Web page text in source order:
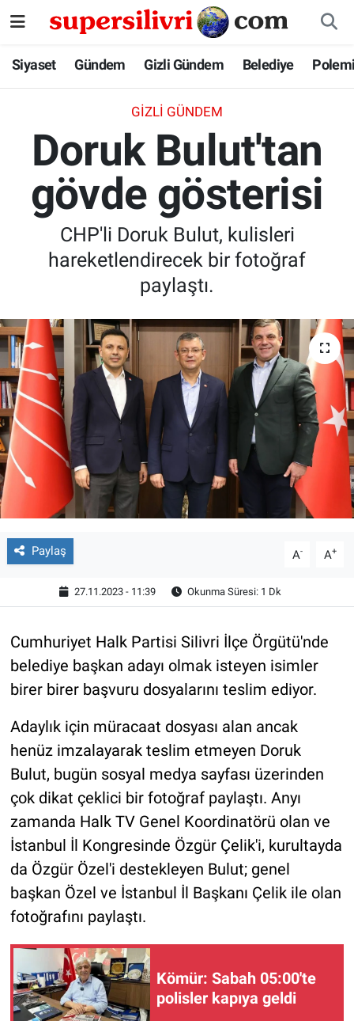
Siyaset Gündem Gizli Gündem Belediye
GIZLI GÜNDEM
Doruk Bulut'tan
gövde gösterisi
CHP'li Doruk Bulut, kulisleri
hareketlendirecek bir fotoğraf
paylaştı.
Paylaş A- A+
27.11.2023 - 11:39 Okunma Süresi: 1 Dk
Cumhuriyet Halk Partisi Silivri İlçe Örgütü'nde
belediye başkan adayı olmak isteyen isimler
birer birer başvuru dosyalarını teslim ediyor.
Adaylık için müracaat dosyası alan ancak
henüz imzalayarak teslim etmeyen Doruk
Bulut, bugün sosyal medya sayfası üzerinden
çok dikat çeklici bir fotoğraf paylaştı. Anyı
zamanda Halk TV Genel Koordinatörü olan ve
İstanbul İl Kongresinde Özgür Çelik'i, kurultayda
da Özgür Özel'i destekleyen Bulut; genel
başkan Özel ve İstanbul İl Başkanı Çelik ile olan
fotoğrafını paylaştı.
Kömür: Sabah 05:00'te
polisler kapıya geldi
Siyaset
Gizli Gündem
Belediye
Polemik
İstanbul Nöbetçi Eczaneler
İstanbul Hava Durumu
İstanbul Namaz Vakitleri
İstanbul Trafik Yoğunluk Haritası
Süper Lig Puan Durumu ve Fikstür
Tüm Manşetler
Haber Arşivi